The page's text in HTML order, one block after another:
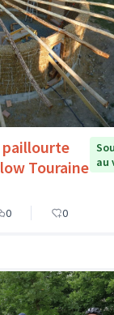
Touraine au
0 0